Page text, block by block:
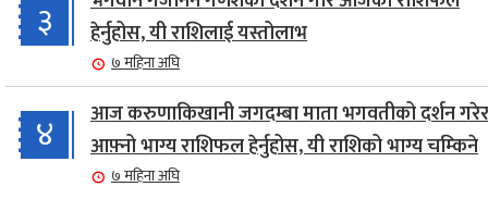
३
हेर्नुहोस, यी राशिलाई यस्तोलाभ
७ महिना अघि
४
आज करुणाकिखानी जगदम्बा माता भगवतीको दर्शन
आफ़्नो भाग्य राशिफल हेर्नुहोस, यी राशिको भाग्य चम्किने
७ महिना अघि